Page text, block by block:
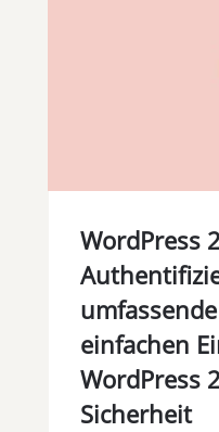
WordPress
einfachen
WordPress
Sicherheit